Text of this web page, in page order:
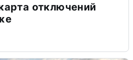
отключений